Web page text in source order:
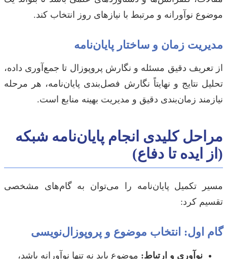
موضوع نوآورانه و مرتبط با نیازهای روز انتخاب کند.
مدیریت زمان و ساختار پایان‌نامه
از تعریف دقیق مسئله و نگارش پروپوزال تا جمع‌آوری داده،
تحلیل نتایج و نهایتاً نگارش فصل‌بندی پایان‌نامه، هر مرحله
نیازمند زمان‌بندی دقیق و مدیریت بهینه منابع است.
مراحل کلیدی انجام پایان‌نامه شبکه
(از ایده تا دفاع)
مسیر تکمیل پایان‌نامه را می‌توان به گام‌های مشخصی
تقسیم کرد:
گام اول: انتخاب موضوع و پروپوزال‌نویسی
نوآوری و ارتباط:موضوع باید نه تنها نوآورانه باشد،